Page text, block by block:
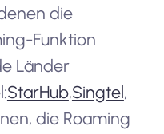
die
Funktion
Länder
StarHub,Singtel ,
die Roaming